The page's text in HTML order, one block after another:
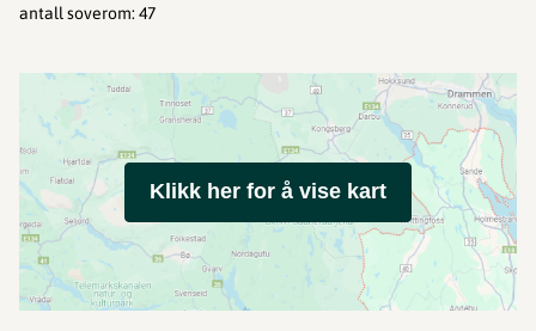
antall soverom: 47
Klikk her for å vise kart